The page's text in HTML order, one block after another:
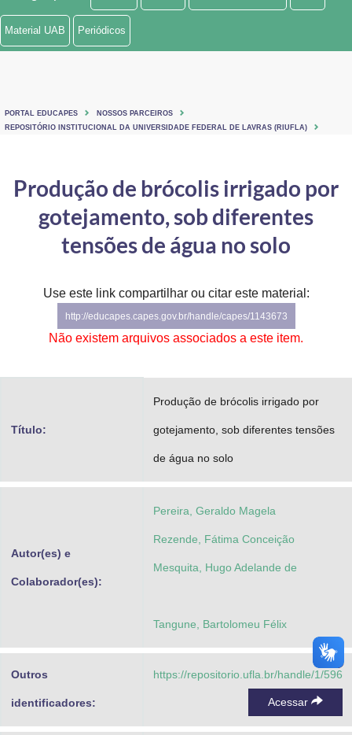
Ministério de Minas e Energia
Ministério do Turismo
Controladoria-Geral da União
Ministério da Mulher, da Família e dos Direitos Humanos
Secretaria de Governo
Gabinete de Segurança Institucional
Planalto
Material UAB Periódicos
PORTAL EDUCAPES
NOSSOS PARCEIROS
REPOSITÓRIO INSTITUCIONAL DA UNIVERSIDADE FEDERAL DE LAVRAS (RIUFLA)
Produção de brócolis irrigado por
gotejamento, sob diferentes
tensões de água no solo
Use este link compartilhar ou citar este material:
http://educapes.capes.gov.br/handle/capes/1143673
Não existem arquivos associados a este item.
Título:
Produção de brócolis irrigado por
gotejamento, sob diferentes tensões
de água no solo
Autor(es) e
Colaborador(es):
Pereira, Geraldo Magela
Rezende, Fátima Conceição
Mesquita, Hugo Adelande de
Tangune, Bartolomeu Félix
Outros
identificadores:
https://repositorio.ufla.br/handle/1/596
Acessar